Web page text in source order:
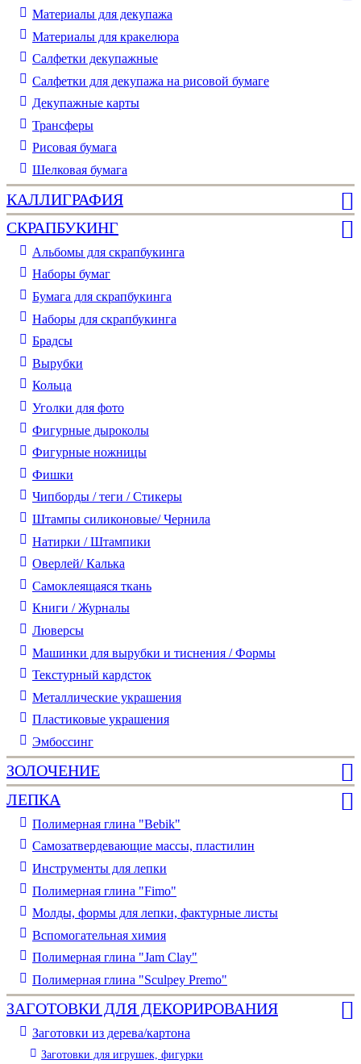
Материалы для декупажа
Материалы для кракелюра
Cалфетки декупажные
Салфетки для декупажа на рисовой бумаге
Декупажные карты
Трансферы
Рисовая бумага
Шелковая бумага
КАЛЛИГРАФИЯ
СКРАПБУКИНГ
Альбомы для скрапбукинга
Наборы бумаг
Бумага для скрапбукинга
Наборы для скрапбукинга
Брадсы
Вырубки
Кольца
Уголки для фото
Фигурные дыроколы
Фигурные ножницы
Фишки
Чипборды / теги / Стикеры
Штампы силиконовые/ Чернила
Натирки / Штампики
Оверлей/ Калька
Самоклеящаяся ткань
Книги / Журналы
Люверсы
Машинки для вырубки и тиснения / Формы
Текстурный кардсток
Металлические украшения
Пластиковые украшения
Эмбоссинг
ЗОЛОЧЕНИЕ
ЛЕПКА
Полимерная глина "Bebik"
Самозатвердевающие массы, пластилин
Инструменты для лепки
Полимерная глина "Fimo"
Молды, формы для лепки, фактурные листы
Вспомогательная химия
Полимерная глина "Jam Clay"
Полимерная глина "Sculpey Premo"
ЗАГОТОВКИ ДЛЯ ДЕКОРИРОВАНИЯ
Заготовки из дерева/картона
Заготовки для игрушек, фигурки